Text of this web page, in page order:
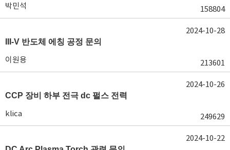
박민석 158804
III-V 반도체 에칭 공정 문의
이원용 213601
2024-10-28
CCP 장비 하부 전극 dc 펄스 전력
klica 249629
2024-10-26
2024-10-22